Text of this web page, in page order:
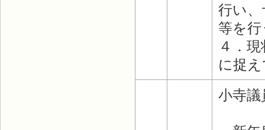
行い
等を
４．
に捉
小寺